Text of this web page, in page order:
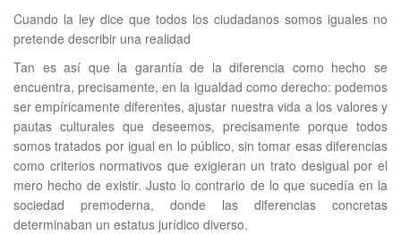
Cuando la ley dice que todos los ciudadanos somos iguales no
pretende describir una realidad
Tan es así que la garantía de la diferencia como hecho se
encuentra, precisamente, en la igualdad como derecho: podemos
ser empíricamente diferentes, ajustar nuestra vida a los valores y
pautas culturales que deseemos, precisamente porque todos
somos tratados por igual en lo público, sin tomar esas diferencias
como criterios normativos que exigieran un trato desigual por el
mero hecho de existir. Justo lo contrario de lo que sucedía en la
sociedad premoderna, donde las diferencias concretas
determinaban un estatus jurídico diverso.